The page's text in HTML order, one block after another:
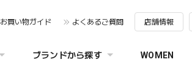
お買い物ガイド よくあるご質問 店舗情報
ブランドから探す WOMEN